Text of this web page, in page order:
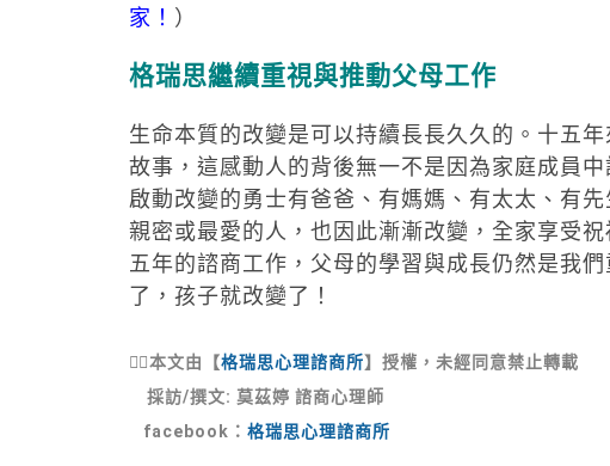
家！ ）
格瑞思繼續重視與推動父母工作
生命本質的改變是可以持續長長久久的。十五
故事，這感動人的背後無一不是因為家庭成員
啟動改變的勇士有爸爸、有媽媽、有太太、有
親密或最愛的人，也因此漸漸改變，全家享受
五年的諮商工作，父母的學習與成長仍然是我
了，孩子就改變了！
💁‍♀本文由【格瑞思心理諮商所】授權，未經同意禁止轉載
採訪/撰文: 莫茲婷 諮商心理師
facebook： 格瑞思心理諮商所